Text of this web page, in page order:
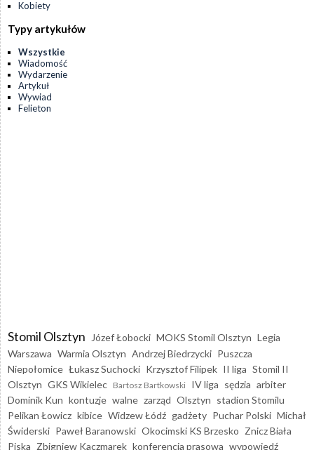
Kobiety
Typy artykułów
Wszystkie
Wiadomość
Wydarzenie
Artykuł
Wywiad
Felieton
Stomil Olsztyn Józef Łobocki MOKS Stomil Olsztyn Legia
Warszawa Warmia Olsztyn Andrzej Biedrzycki Puszcza
Niepołomice Łukasz Suchocki Krzysztof Filipek II liga Stomil II
Olsztyn GKS Wikielec Bartosz Bartkowski IV liga sędzia arbiter
Dominik Kun kontuzje walne zarząd Olsztyn stadion Stomilu
Pelikan Łowicz kibice Widzew Łódź gadżety Puchar Polski Michał
Świderski Paweł Baranowski Okocimski KS Brzesko Znicz Biała
Piska Zbigniew Kaczmarek konferencja prasowa wypowiedź